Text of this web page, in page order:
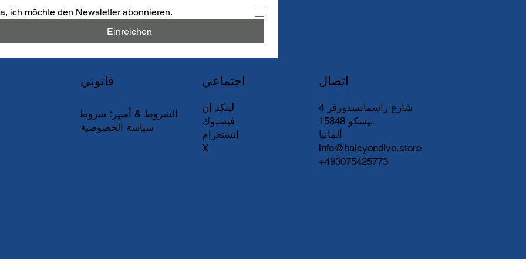
ich möchte den Newsletter abonnieren.
Einreichen
قانوني
الشروط & أمبير؛ شروط
سياسة الخصوصية
اجتماعي
لينكد إن
فيسبوك
انستغرام
X
اتصال
شارع راسمانسدورفر 4
15848 بيسكو
ألمانيا
info@halcyondive.store
+493075425773